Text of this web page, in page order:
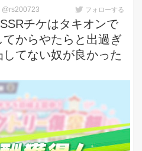
@rs200723 フォローする
チケはタキオンで
てからやたらと出過ぎ
てない奴が良かった